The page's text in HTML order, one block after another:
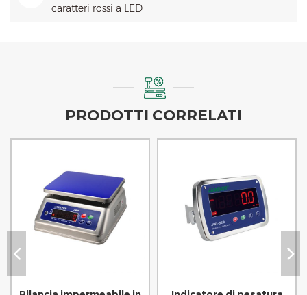
caratteri rossi a LED
PRODOTTI CORRELATI